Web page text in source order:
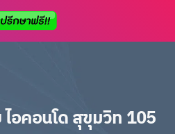
อคอนโด สุขุมวิท 105